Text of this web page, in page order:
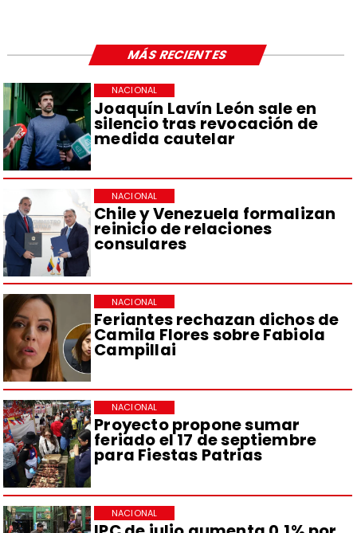
Joaquín Lavín León sale en
silencio tras revocación de
medida cautelar
NACIONAL
Chile y Venezuela formalizan
reinicio de relaciones
consulares
NACIONAL
Feriantes rechazan dichos de
Camila Flores sobre Fabiola
Campillai
NACIONAL
Proyecto propone sumar
feriado el 17 de septiembre
para Fiestas Patrias
NACIONAL
NACIONAL
MÁS RECIENTES